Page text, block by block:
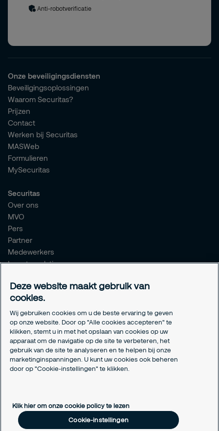
Anti-robotverificatie
Onze beveiligingsdiensten
Beveiligingsoplossingen
Waarom Securitas?
Prijzen
Contact
Werken bij Securitas
MASWeb
Formulieren
MySecuritas
Securitas
Over ons
MVO
Pers
Partner
Medewerkers
Investor relations
Certificeringen
Aanmeldformulieren installatiepartners
Juridisch
Privacyverklaring
Algemene voorwaarden
Responsible disclosure
Cookie-instellingen
Deze website maakt gebruik van
cookies.
Wij gebruiken cookies om u de beste ervaring te geven
op onze website. Door op "Alle cookies accepteren" te
klikken, stemt u in met het opslaan van cookies op uw
apparaat om de navigatie op de site te verbeteren, het
gebruik van de site te analyseren en te helpen bij onze
marketinginspanningen. U kunt uw cookies ook beheren
door op "Cookie-instellingen" te klikken.
Klik hier om onze cookie policy te lezen
Cookie-instellingen